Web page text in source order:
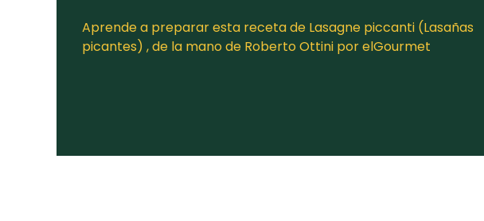
Aprende a preparar esta receta de Lasagne piccanti (Lasañas
picantes) , de la mano de Roberto Ottini por elGourmet